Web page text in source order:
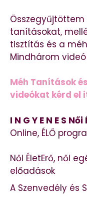
tanításokat,
tisztítás és a
Mindhárom
Méh Tanítások
videókat kérd el
I N G Y E N E S
Online, ÉLŐ
Női ÉletErő, női
előadások
A Szenvedély és